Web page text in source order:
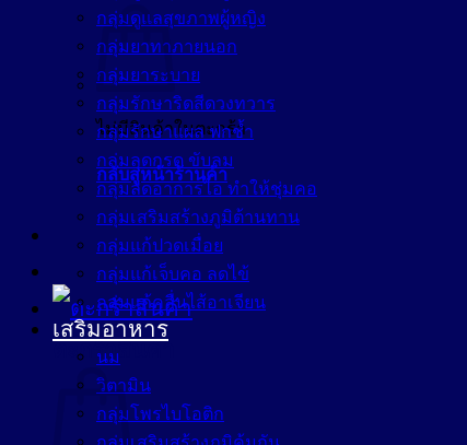
ไม่มีสินค้าในตะกร้า
กลับสู่หน้าร้านค้า
ตะกร้าสินค้า
กลุ่มดูแลสุขภาพผู้หญิง
กลุ่มยาทาภายนอก
กลุ่มยาระบาย
กลุ่มรักษาริดสีดวงทวาร
กลุ่มรักษาแผล ฟกช้ำ
กลุ่มลดกรด ขับลม
กลุ่มลดอาการไอ ทำให้ชุ่มคอ
กลุ่มเสริมสร้างภูมิต้านทาน
กลุ่มแก้ปวดเมื่อย
กลุ่มแก้เจ็บคอ ลดไข้
กลุ่มแก้คลื่นไส้อาเจียน
เสริมอาหาร
นม
วิตามิน
กลุ่มโพรไบโอติก